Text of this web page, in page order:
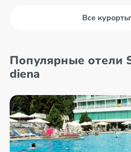
Все курорты
Популярные отели
diena